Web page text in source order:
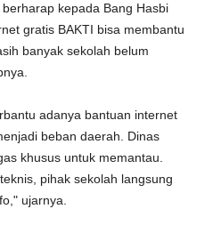
kepada Bang Hasbi
gratis BAKTI bisa membantu
banyak sekolah belum
adanya bantuan internet
beban daerah. Dinas
khusus untuk memantau.
pihak sekolah langsung
ujarnya.